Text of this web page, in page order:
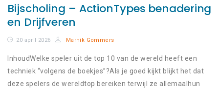
Bijscholing – ActionTypes benadering
en Drijfveren
20 april 2026 Marnik Gommers
InhoudWelke speler uit de top 10 van de wereld heeft een
techniek “volgens de boekjes”?Als je goed kijkt blijkt het dat
deze spelers de wereldtop bereiken terwijl ze allemaalhun